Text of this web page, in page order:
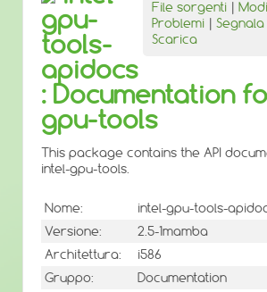
File sorgenti |
Problemi |
Scarica
gpu-
tools-
apidocs
: Documentation
gpu-tools
This package contains the API
intel-gpu-tools.
Nome:
intel-gpu-tools-
Versione:
2.5-1mamba
Architettura:
i586
Gruppo:
Documentation